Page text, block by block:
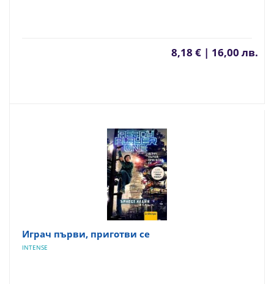
8,18 € | 16,00 лв.
Играч първи, приготви се
INTENSE